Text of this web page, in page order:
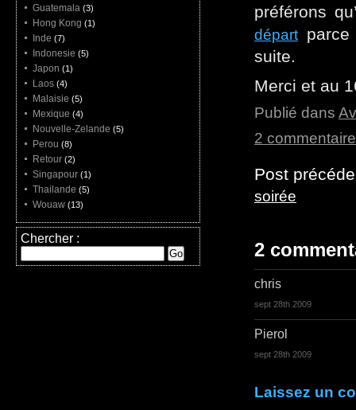
préférons
départ
suite.
Merci et au
Publié dans
2
Post
soirée
2
chris
sept 28th 2009
Pierol
sept 28th 2009
Laissez un
Guatemala (3)
Hong Kong (1)
Inde (7)
Indonesie (5)
Japon (1)
Laos (4)
Malaisie (5)
Mexique (4)
Nouvelle-Zelande (5)
Perou (8)
Retour (2)
Singapour (1)
Thailande (5)
Wouaw (13)
Chercher :